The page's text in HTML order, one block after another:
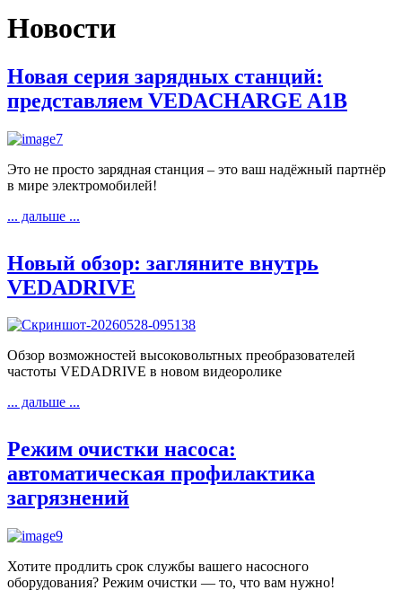
Новости
Новая серия зарядных станций:
представляем VEDACHARGE A1B
Это не просто зарядная станция – это ваш надёжный партнёр
в мире электромобилей!
... дальше ...
Новый обзор: загляните внутрь
VEDADRIVE
Обзор возможностей высоковольтных преобразователей
частоты VEDADRIVE в новом видеоролике
... дальше ...
Режим очистки насоса:
автоматическая профилактика
загрязнений
Хотите продлить срок службы вашего насосного
оборудования? Режим очистки — то, что вам нужно!